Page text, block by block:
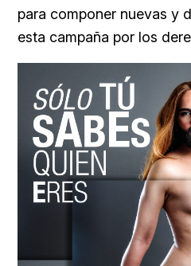
para componer nuevas y
esta campaña por los